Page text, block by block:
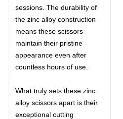
sessions. The durability of
the zinc alloy construction
means these scissors
maintain their pristine
appearance even after
countless hours of use.
What truly sets these zinc
alloy scissors apart is their
exceptional cutting